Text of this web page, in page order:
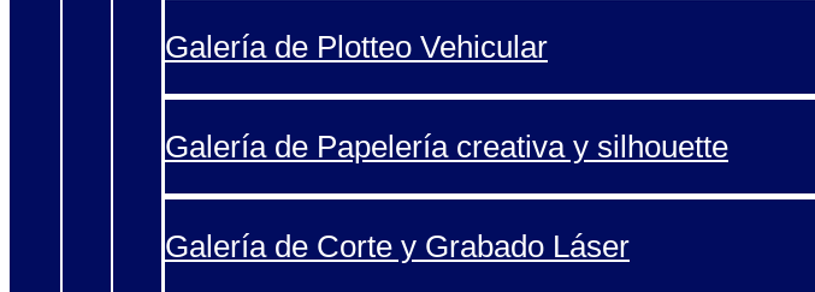
Galería de Plotteo Vehicular
Galería de Papelería creativa y silhouette
Galería de Corte y Grabado Láser